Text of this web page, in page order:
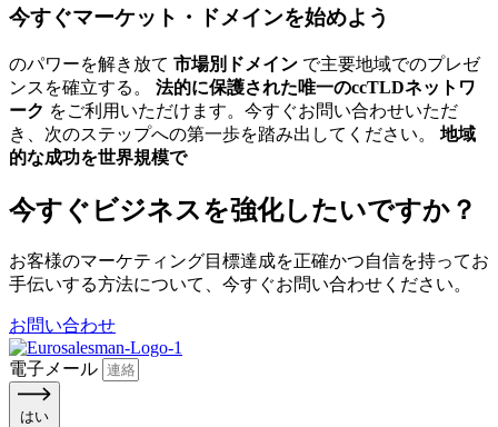
今すぐマーケット・ドメインを始めよう
のパワーを解き放て 市場別ドメイン で主要地域でのプレゼ
ンスを確立する。 法的に保護された唯一のccTLDネットワ
ーク をご利用いただけます。今すぐお問い合わせいただ
き、次のステップへの第一歩を踏み出してください。 地域
的な成功を世界規模で
今すぐビジネスを強化したいですか？
お客様のマーケティング目標達成を正確かつ自信を持ってお
手伝いする方法について、今すぐお問い合わせください。
お問い合わせ
電子メール
はい